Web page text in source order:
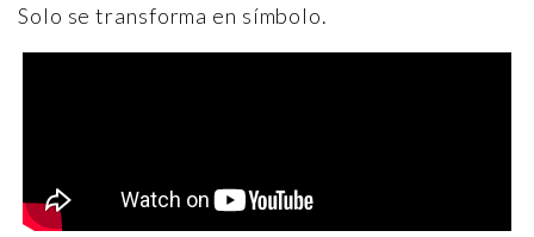
Solo se transforma en símbolo.